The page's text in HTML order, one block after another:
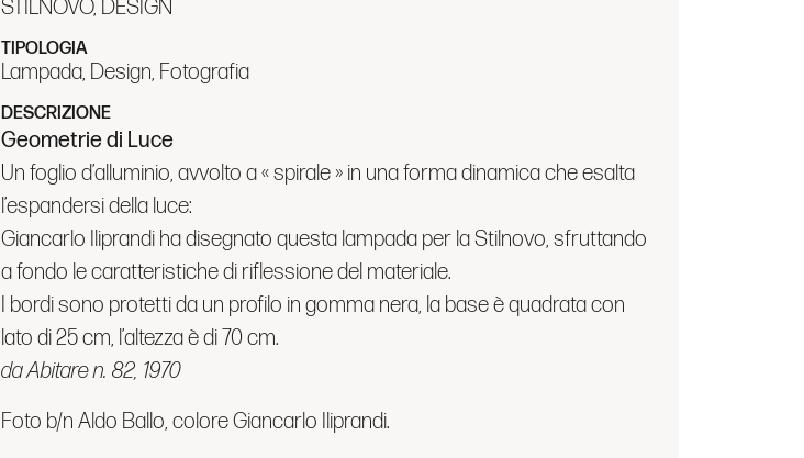
STILNOVO, DESIGN
TIPOLOGIA
Lampada, Design, Fotografia
DESCRIZIONE
Geometrie di Luce
Un foglio d’alluminio, avvolto a « spirale » in una forma dinami­ca che esalta
l’espandersi della lu­ce:
Giancarlo Iliprandi ha dise­gnato questa lampada per la Stil­novo, sfruttando
a fondo le carat­teristiche di riflessione del mate­riale.
I bordi sono protetti da un profilo in gomma nera, la base è quadrata con
lato di 25 cm, l’al­tezza è di 70 cm.
da Abitare n. 82, 1970
Foto b/n Aldo Ballo, colore Giancarlo Iliprandi.